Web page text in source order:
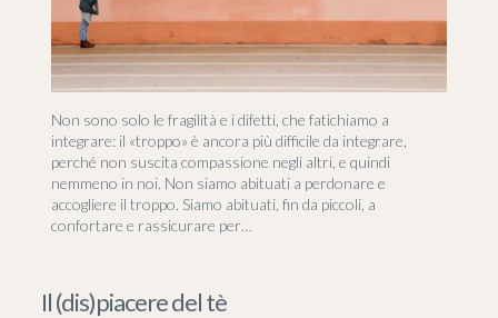
Non sono solo le fragilità e i difetti, che fatichiamo a
integrare: il «troppo» è ancora più difficile da integrare,
perché non suscita compassione negli altri, e quindi
nemmeno in noi. Non siamo abituati a perdonare e
accogliere il troppo. Siamo abituati, fin da piccoli, a
confortare e rassicurare per…
Il (dis)piacere del tè